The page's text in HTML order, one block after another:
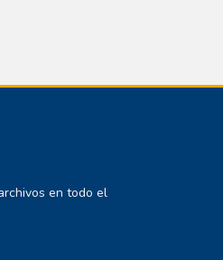
en todo el